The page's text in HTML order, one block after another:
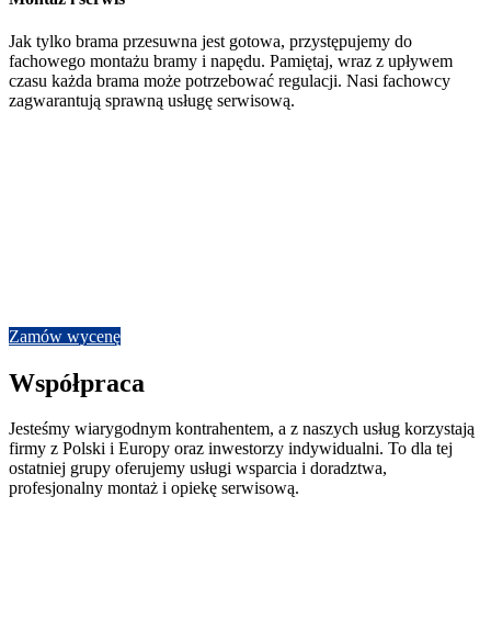
Jak tylko brama przesuwna jest gotowa, przystępujemy do
fachowego montażu bramy i napędu. Pamiętaj, wraz z upływem
czasu każda brama może potrzebować regulacji. Nasi fachowcy
zagwarantują sprawną usługę serwisową.
Zamów wycenę
Współpraca
Jesteśmy wiarygodnym kontrahentem, a z naszych usług korzystają
firmy z Polski i Europy oraz inwestorzy indywidualni. To dla tej
ostatniej grupy oferujemy usługi wsparcia i doradztwa,
profesjonalny montaż i opiekę serwisową.